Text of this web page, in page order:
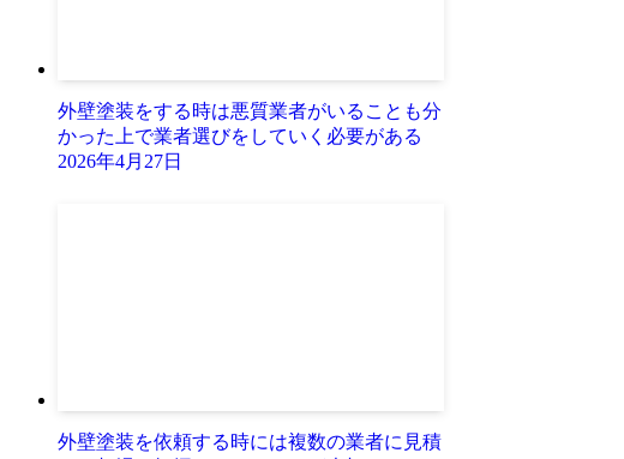
外壁塗装をする時は悪質業者がいることも分
かった上で業者選びをしていく必要がある
2026年4月27日
外壁塗装を依頼する時には複数の業者に見積